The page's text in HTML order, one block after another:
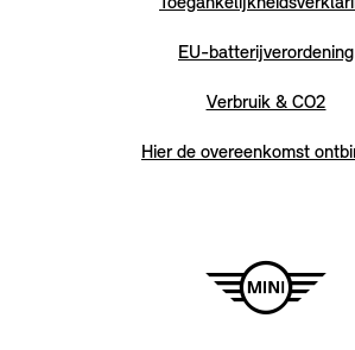
EU-batterijverordening
Verbruik & CO2
Hier de overeenkomst